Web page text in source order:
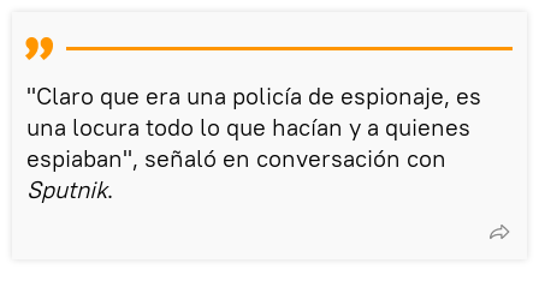
"Claro que era una policía de espionaje, es
una locura todo lo que hacían y a quienes
espiaban", señaló en conversación con
Sputnik.